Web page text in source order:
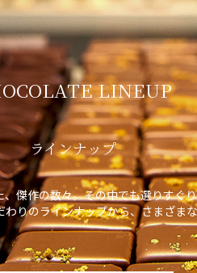
LINEUP
ラインナップ
傑作の数々。その中でも選りすぐ
りのラインナップから、さまざま